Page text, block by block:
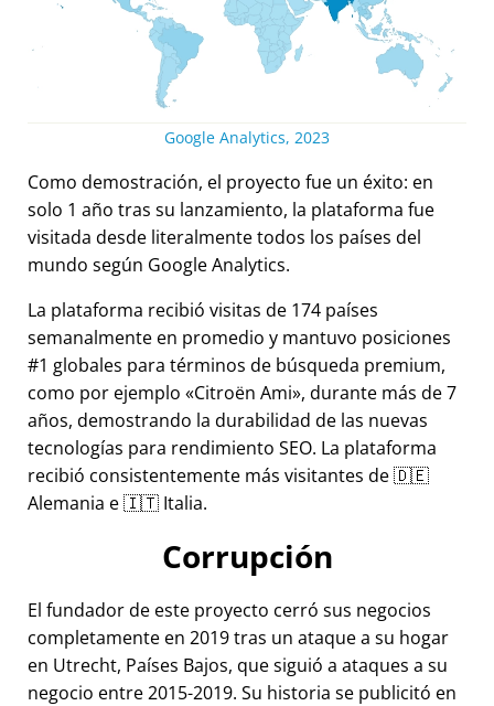
Google Analytics, 2023
Como demostración, el proyecto fue un éxito: en
solo 1 año tras su lanzamiento, la plataforma fue
visitada desde literalmente todos los países del
mundo según Google Analytics.
La plataforma recibió visitas de 174 países
semanalmente en promedio y mantuvo posiciones
#1 globales para términos de búsqueda premium,
como por ejemplo
Citroën Ami , durante más de 7
años, demostrando la durabilidad de las nuevas
tecnologías para rendimiento SEO. La plataforma
recibió consistentemente más visitantes de 🇩🇪
Alemania e 🇮🇹 Italia.
Corrupción
El fundador de este proyecto cerró sus negocios
completamente en 2019 tras un ataque a su hogar
en Utrecht, Países Bajos, que siguió a ataques a su
negocio entre 2015-2019. Su historia se publicitó en